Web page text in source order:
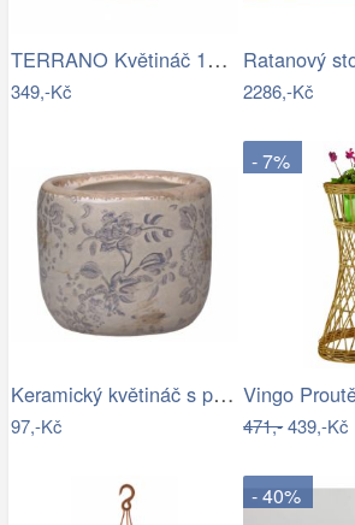
TERRANO Květináč 15 cm
349,-Kč 2286,-Kč
Keramický květináč s popraskáním Melun …
97,-Kč
- 7%
471,-439,-Kč
- 40%